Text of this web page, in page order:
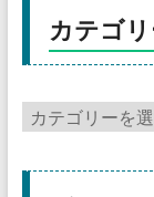
カテゴ